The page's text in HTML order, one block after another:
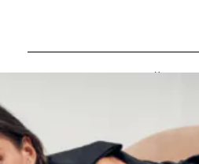
Контакты